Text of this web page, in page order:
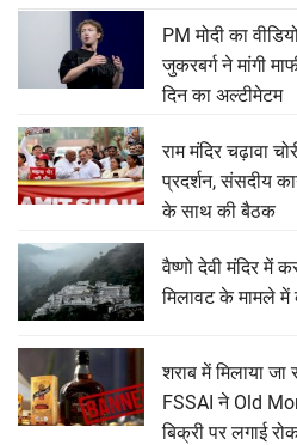
PM मोदी का
जुकरबर्ग ने मांगी
दिन का अल्टीमेटम
राम मंदिर चढ़ावा
प्रदर्शन, संसदीय
के साथ की बैठक
वैष्णो देवी मंदिर में
मिलावट के मामले में
शराब में मिलाया
FSSAI ने Old
बिक्री पर लगाई